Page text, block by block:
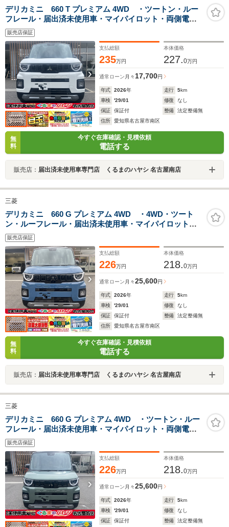
デリカミニ 660 T プレミアム 4WD ・ツートン・ルー
フレール・届出済未使用車・マイパイロット・両側電動
スライドドア・シートバックテーブル・アラウンドモニ
ター・15インチアルミホイール・サーキュレーター・シ
ートバックテーブル
販売店保証
支払総額
235万円
本体価格
227.0万円
通常ローン 月々 17,700円
年式 2026年 走行 5km
車検
'29/01 修復
なし
保証
保証付 整備
法定整備無
住所
愛知県名古屋市南区
無
料
今すぐ在庫確認・見積依頼
電話する
販売店： 届出済未使用車専門店 くるまのハヤシ 名古屋南店
三菱
デリカミニ 660 G プレミアム 4WD ・4WD・ツート
ン・ルーフレール・届出済未使用車・マイパイロット・
両側電動スライドドア・シートバックテーブル・アラウ
ンドモニター・15インチアルミホイール・サーキュレー
ター・シートバックテーブル
販売店保証
支払総額
226万円
本体価格
218.0万円
通常ローン 月々25,600円
年式 2026年 走行 5km
車検
'29/01 修復
なし
保証
保証付 整備
法定整備無
住所
愛知県名古屋市南区
無
料
今すぐ在庫確認・見積依頼
電話する
販売店： 届出済未使用車専門店 くるまのハヤシ 名古屋南店
三菱
デリカミニ 660 G プレミアム 4WD ・ツートン・ルー
フレール・届出済未使用車・マイパイロット・両側電動
スライドドア・シートバックテーブル・アラウンドモニ
ター・15インチアルミホイール・サーキュレーター・シ
ートバックテーブル
販売店保証
支払総額
226万円
本体価格
218.0万円
通常ローン 月々25,600円
年式 2026年 走行 5km
車検
'29/01 修復
なし
保証
保証付 整備
法定整備無